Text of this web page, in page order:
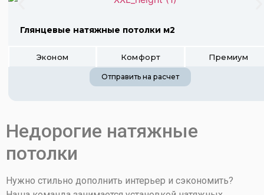
Глянцевые натяжные потолки м2
Эконом Комфорт Премиум
Цена 520 руб.
Цена 1020 руб.
Цена 1020 руб.
Отправить на расчет
Недорогие натяжные
потолки
Нужно стильно дополнить интерьер и сэкономить?